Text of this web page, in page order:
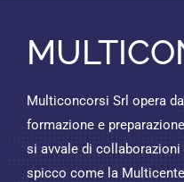
Multiconcorsi Srl opera
formazione e
si avvale di
spicco come la